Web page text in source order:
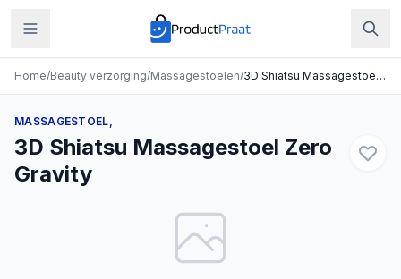
Home/Beauty verzorging/Massagestoelen/ 3D Shiatsu Massagestoel Zero Gravity
MASSAGESTOEL,
3D Shiatsu Massagestoel Zero
Gravity